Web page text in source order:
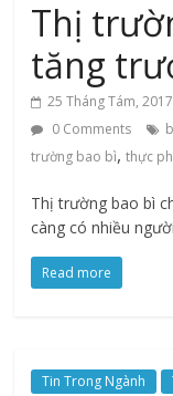
Thị
tăng
25 Tháng Tám, 2017
0 Comments
trường bao bì,thực
Thị trường bao bì
càng có nhiều
Read more
Tin Trong Ngành